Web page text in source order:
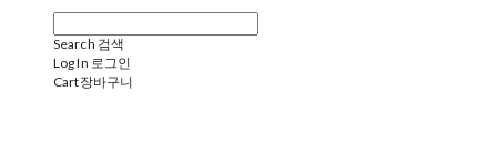
Search 검색
Log In 로그인
Cart장바구니